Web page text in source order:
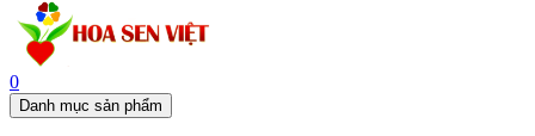
0
Danh mục sản phẩm